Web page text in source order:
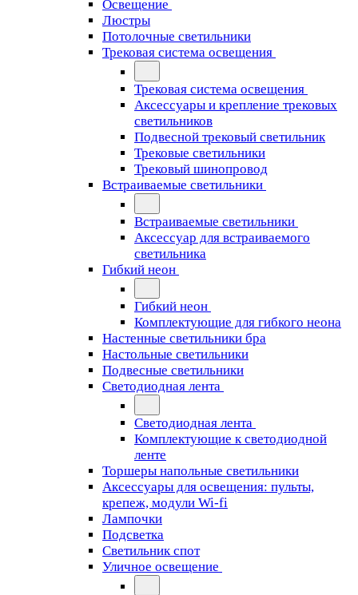
Освещение
Люстры
Потолочные светильники
Трековая система освещения
Трековая система освещения
Аксессуары и крепление трековых
светильников
Подвесной трековый светильник
Трековые светильники
Трековый шинопровод
Встраиваемые светильники
Встраиваемые светильники
Аксессуар для встраиваемого
светильника
Гибкий неон
Гибкий неон
Комплектующие для гибкого неона
Настенные светильники бра
Настольные светильники
Подвесные светильники
Светодиодная лента
Светодиодная лента
Комплектующие к светодиодной
ленте
Торшеры напольные светильники
Аксессуары для освещения: пульты,
крепеж, модули Wi-fi
Лампочки
Подсветка
Светильник спот
Уличное освещение